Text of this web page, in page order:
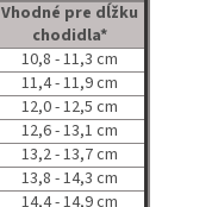
Vhodné pre dĺžku
chodidla*
10,8 - 11,3 cm
11,4 - 11,9 cm
12,0 - 12,5 cm
12,6 - 13,1 cm
13,2 - 13,7 cm
13,8 - 14,3 cm